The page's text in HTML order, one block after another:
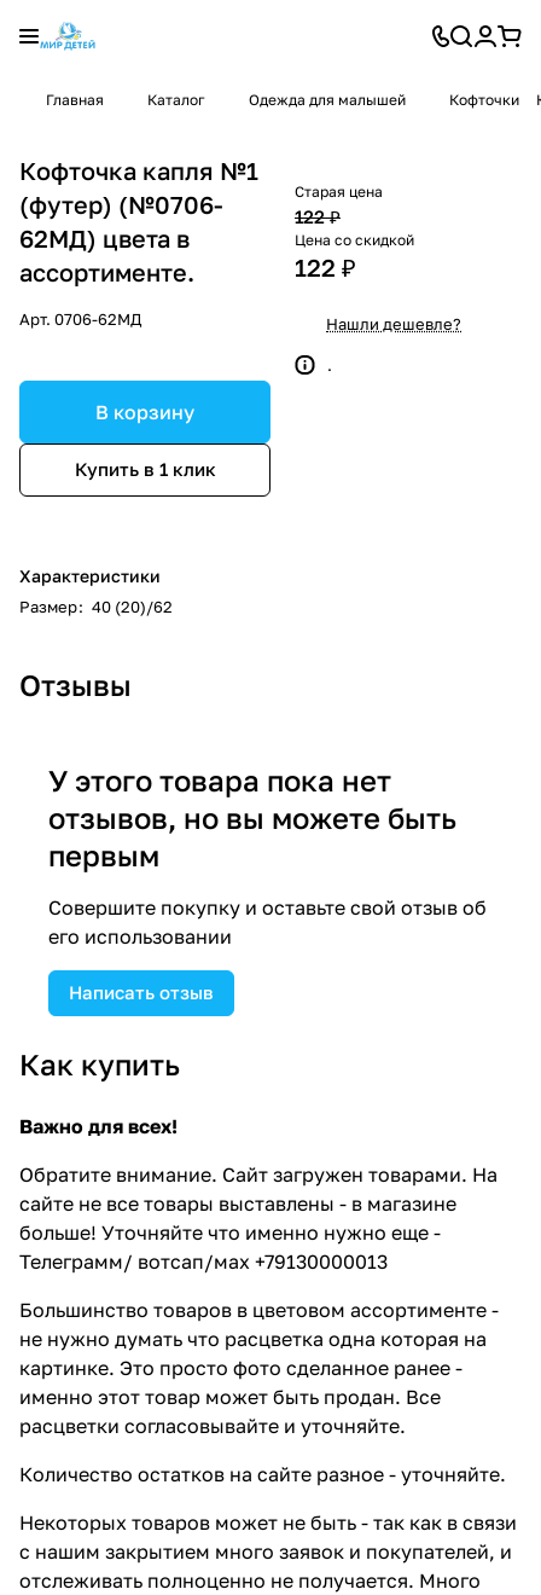
Главная Каталог Одежда для малышей Кофточки
Кофточка капля №1
(футер) (№0706-
62МД) цвета в
ассортименте.
Арт. 0706-62МД
В корзину
Купить в 1 клик
Характеристики
Размер: 40 (20)/62
Старая цена
122 ₽
Цена со скидкой
122 ₽
Нашли дешевле?
.
Отзывы
У этого товара пока нет
отзывов, но вы можете быть
первым
Совершите покупку и оставьте свой отзыв об
его использовании
Написать отзыв
Как купить
Важно для всех!
Обратите внимание. Сайт загружен товарами. На
сайте не все товары выставлены - в магазине
больше! Уточняйте что именно нужно еще -
Телеграмм/ вотсап/мах +79130000013
Большинство товаров в цветовом ассортименте -
не нужно думать что расцветка одна которая на
картинке. Это просто фото сделанное ранее -
именно этот товар может быть продан. Все
расцветки согласовывайте и уточняйте.
Количество остатков на сайте разное - уточняйте.
Некоторых товаров может не быть - так как в связи
с нашим закрытием много заявок и покупателей, и
отслеживать полноценно не получается. Много